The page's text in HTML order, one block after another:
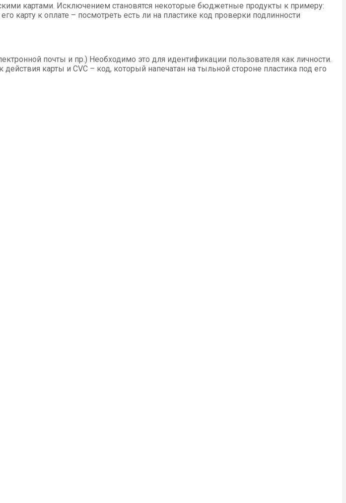
картами. Исключением становятся некоторые бюджетные продукты к примеру:
карту к оплате – посмотреть есть ли на пластике код проверки подлинности
почты и пр.) Необходимо это для идентификации пользователя как личности.
карты и CVC – код, который напечатан на тыльной стороне пластика под его